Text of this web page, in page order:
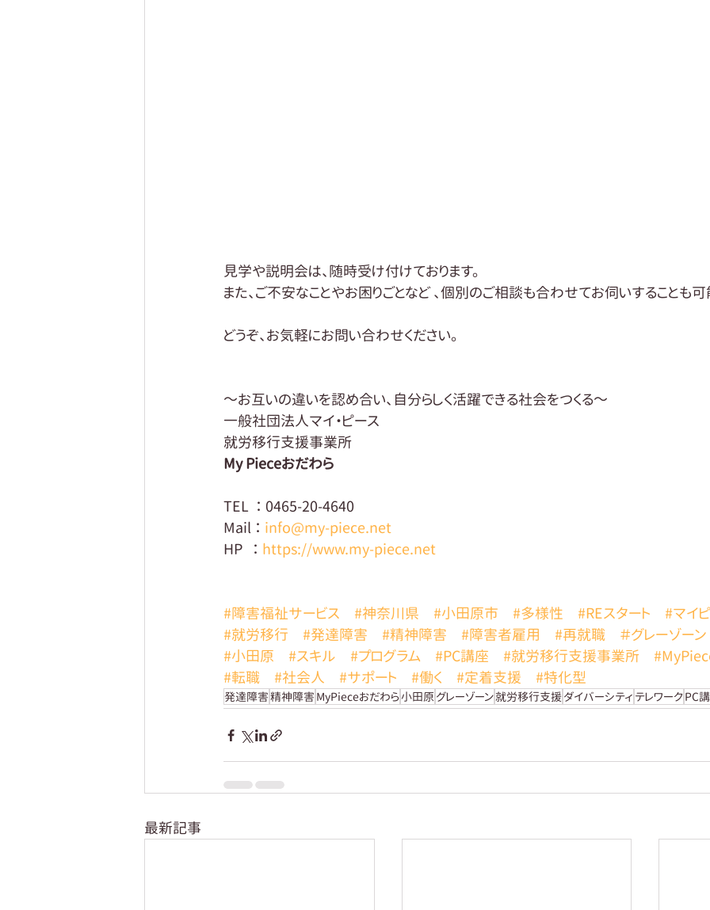
見学や説明会は、随時受け付けております。
また、ご不安なことやお困りごとなど 、個別のご相談も合わせてお伺いすることも可
どうぞ、お気軽にお問い合わせください。
～お互いの違いを認め合い、自分らしく活躍できる社会をつくる～
一般社団法人マイ・ピース
就労移行支援事業所
My Pieceおだわら
TEL  ： 0465-20-4640
Mail ： info@my-piece.net
HP   ： https://www.my-piece.net
#障害福祉サービス #神奈川県 #小田原市 #多様性 #REスタート
#マイ
#就労移行
#発達障害 #精神障害 #障害者雇用 #再就職
＃グレーゾーン
#小田原
#スキル #プログラム #PC講座 #就労移行支援事業所
#転職
#社会人 #サポート #働く #定着支援 #特化型
発達障害精神障害 MyPieceおだわら小田原 グレーゾーン就労移行支援ダイバーシティ テレワークPC
最新記事